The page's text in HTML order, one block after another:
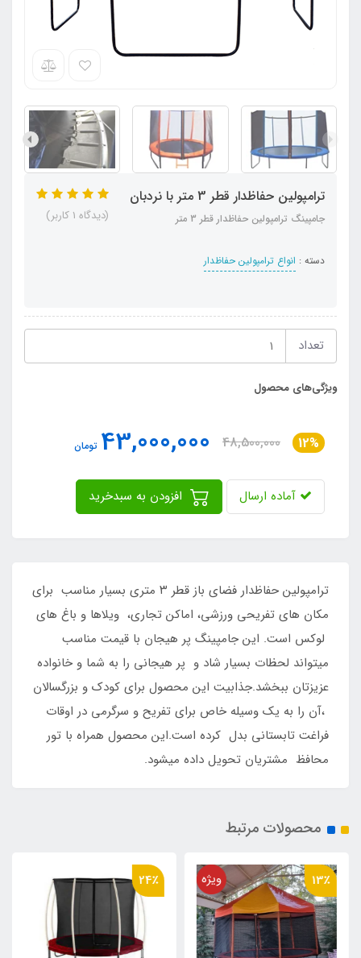
ترامپولین حفاظدار قطر 3 متر با نردبان
جامپینگ ترامپولین حفاظدار قطر 3 متر
دسته : انواع ترامپولین حفاظدار
(دیدگاه 1 کاربر)
تعداد
ویژگی‌های محصول
12%
48,500,000
43,000,000 تومان
آماده ارسال
ترامپولین حفاظدار فضای باز قطر ۳ متری بسیار مناسب برای
مکان های تفریحی ورزشی، اماکن تجاری، ویلاها و باغ های
لوکس است. این جامپینگ پر هیجان با قیمت مناسب
میتواند لحظات بسیار شاد و پر هیجانی را به شما و خانواده
عزیزتان ببخشد.جذابیت این محصول برای کودک و بزرگسالان
،آن را به یک وسیله خاص برای تفریح و سرگرمی در اوقات
فراغت تابستانی بدل کرده است.این محصول همراه با تور
محافظ مشتریان تحویل داده میشود.
محصولات مرتبط
13٪ ویژه 24٪